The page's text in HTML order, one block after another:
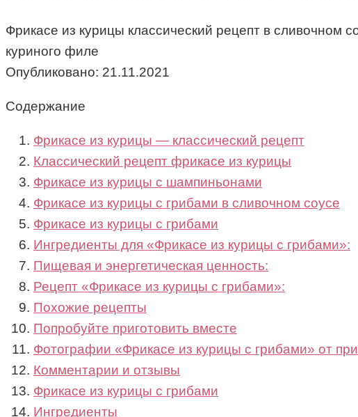
Фрикасе из курицы классический рецепт в сливочном
куриного филе
Опубликовано: 21.11.2021
Содержание
Фрикасе из курицы — классический рецепт
Классический рецепт фрикасе из курицы
Фрикасе из курицы с шампиньонами
Фрикасе из курицы с грибами в сливочном соусе
Фрикасе из курицы с грибами
Ингредиенты для «Фрикасе из курицы с грибами»:
Пищевая и энергетическая ценность:
Рецепт «Фрикасе из курицы с грибами»:
Похожие рецепты
Попробуйте приготовить вместе
Фотографии «Фрикасе из курицы с грибами» от
Комментарии и отзывы
Фрикасе из курицы с грибами
Ингредиенты